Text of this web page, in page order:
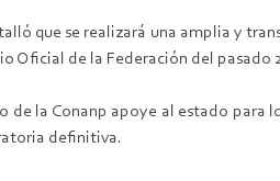
que se realizará una amplia y
Oficial de la Federación del pasado
de la Conanp apoye al estado
definitiva.